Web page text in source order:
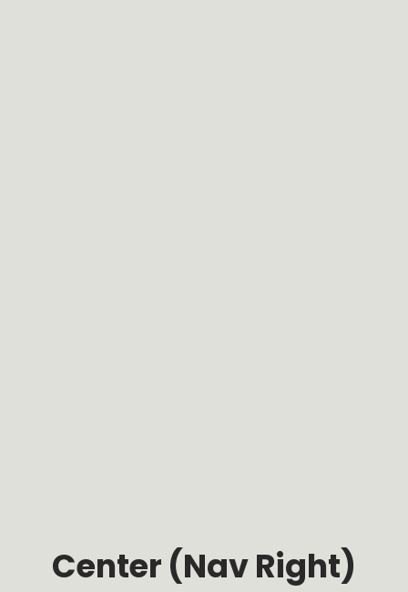
Center (Nav Right)